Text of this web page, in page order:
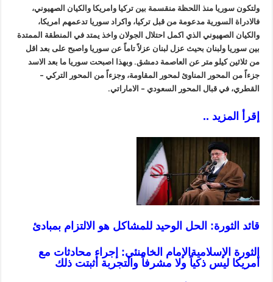
ولتكون سوريا منذ اللحظة منقسمة بين تركيا وامريكا والكيان الصهيوني،
فالادراة السورية مدعومة من قبل تركيا، واكراد سوريا تدعمهم امريكا،
والكيان الصهيوني الذي اكمل احتلال الجولان واخذ يمتد في المنطقة الممتدة
بين سوريا ولبنان بحيث عزل لبنان عزلاً تاماً عن سوريا واصبح على بعد اقل
من ثلاثين كيلو متر عن العاصمة دمشق. وبهذا اصبحت سوريا ما بعد الاسد
جزءاً من المحور المناوئ لمحور المقاومة، وجزءاً من المحور التركي –
القطري، في قبال المحور السعودي – الاماراتي.
إقرأ المزيد ..
قائد الثورة: الحل الوحيد للمشاكل هو الالتزام بمبادئ
الثورة الإسلامية الإمام الخامنئي: إجراء محادثات مع
أمريكا ليس ذكياً ولا مشرفاً والتجربة أثبتت ذلك